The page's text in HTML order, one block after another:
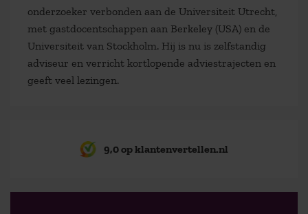
onderzoeker verbonden aan de Universiteit Utrecht,
met gastdocentschappen aan Berkeley (USA) en de
Universiteit van Stockholm. Hij is nu is zelfstandig
adviseur en verricht kortlopende adviestrajecten en
geeft veel lezingen.
9,0 op klantenvertellen.nl